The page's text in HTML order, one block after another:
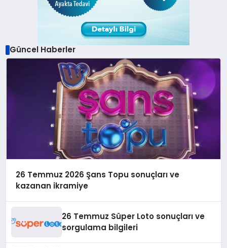
Güncel Haberler
26 Temmuz 2026 Şans Topu sonuçları ve
kazanan ikramiye
26 Temmuz Süper Loto sonuçları ve
sorgulama bilgileri